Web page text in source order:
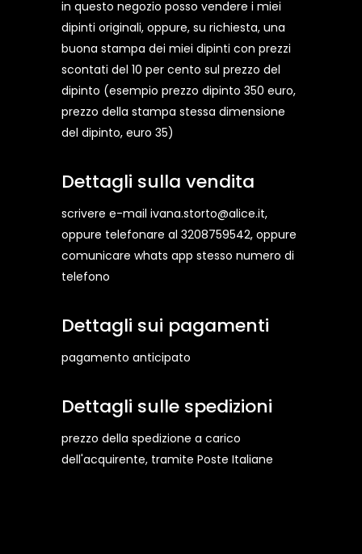
in questo negozio posso vendere i miei
dipinti originali, oppure, su richiesta, una
buona stampa dei miei dipinti con prezzi
scontati del 10 per cento sul prezzo del
dipinto (esempio prezzo dipinto 350 euro,
prezzo della stampa stessa dimensione
del dipinto, euro 35)
Dettagli sulla vendita
scrivere e-mail ivana.storto@alice.it,
oppure telefonare al 3208759542, oppure
comunicare whats app stesso numero di
telefono
Dettagli sui pagamenti
pagamento anticipato
Dettagli sulle spedizioni
prezzo della spedizione a carico
dell'acquirente, tramite Poste Italiane